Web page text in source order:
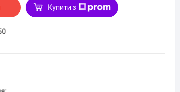
Купити з